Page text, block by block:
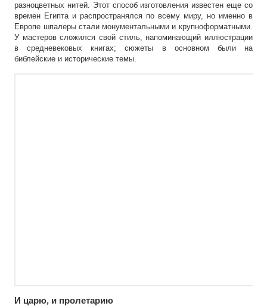
разноцветных нитей. Этот способ изготовления известен еще со
времен Египта и распространялся по всему миру, но именно в
Европе шпалеры стали монументальными и крупноформатными.
У мастеров сложился свой стиль, напоминающий иллюстрации
в средневековых книгах; сюжеты в основном были на
библейские и исторические темы.
И царю, и пролетарию